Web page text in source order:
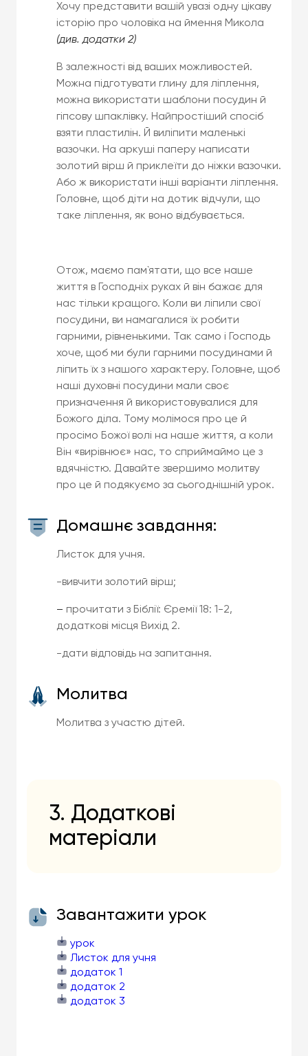
Хочу представити вашій увазі одну цікаву
історію про чоловіка на ймення Микола
(див. додатки 2)
В залежності від ваших можливостей.
Можна підготувати глину для ліплення,
можна використати шаблони посудин й
гіпсову шпаклівку. Найпростіший спосіб
взяти пластилін. Й виліпити маленькі
вазочки. На аркуші паперу написати
золотий вірш й приклеїти до ніжки вазочки.
Або ж використати інші варіанти ліплення.
Головне, щоб діти на дотик відчули, що
таке ліплення, як воно відбувається.
Отож, маємо пам`ятати, що все наше
життя в Господніх руках й він бажає для
нас тільки кращого. Коли ви ліпили свої
посудини, ви намагалися їх робити
гарними, рівненькими. Так само і Господь
хоче, щоб ми були гарними посудинами й
ліпить їх з нашого характеру. Головне, щоб
наші духовні посудини мали своє
призначення й використовувалися для
Божого діла. Тому молімося про це й
просімо Божої волі на наше життя, а коли
Він «вирівнює» нас, то сприймаймо це з
вдячністю. Давайте звершимо молитву
про це й подякуємо за сьогоднішній урок.
Домашнє завдання:
Листок для учня.
-вивчити золотий вірш;
– прочитати з Біблії: Єремії 18: 1-2,
додаткові місця Вихід 2.
-дати відповідь на запитання.
Молитва
Молитва з участю дітей.
3. Додаткові
матеріали
Завантажити урок
урок
Листок для учня
додаток 1
додаток 2
додаток 3